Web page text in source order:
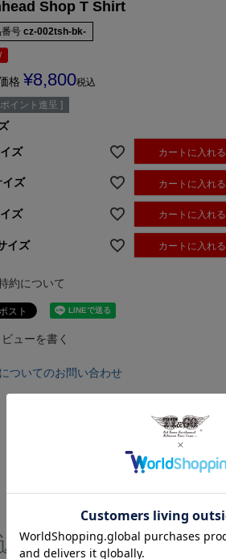
Shop T Shirt
号 cz-002tsh-bk-
格 ¥8,800税込
ポイント進呈 ]
ズ
カートに入れる
ズ カートに入れる
ズ カートに入れる
イズ カートに入れる
約について
ューを書く
ついてのお問い合わせ
閲覧した商品